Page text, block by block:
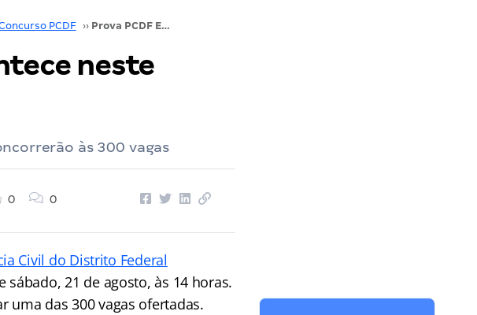
PCDF ›› Prova PCDF Escrivão acontece neste sábado. VEJA
neste
às 300 vagas
0 0
Civil do Distrito Federal
sábado, 21 de agosto, às 14 horas.
uma das 300 vagas ofertadas.